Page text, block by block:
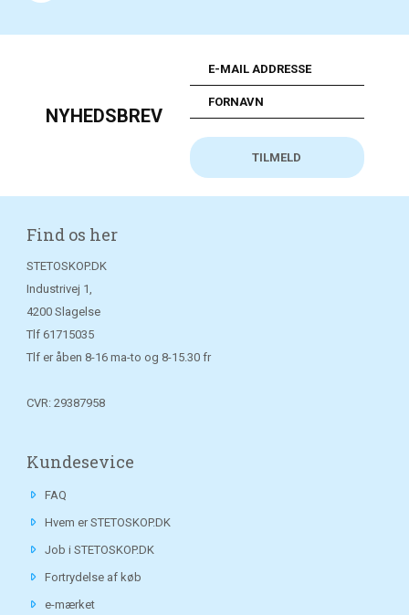
NYHEDSBREV
Find os her
STETOSKOP.DK
Industrivej 1,
4200 Slagelse
Tlf 61715035
Tlf er åben 8-16 ma-to og 8-15.30 fr
CVR: 29387958
Kundesevice
FAQ
Hvem er STETOSKOP.DK
Job i STETOSKOP.DK
Fortrydelse af køb
e-mærket